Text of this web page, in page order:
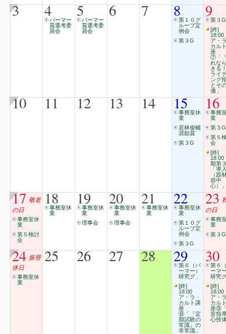
3 4パーマー
賞選考委
員会
5パーマー
賞選考委
員会
6 7 8第１０グ
ループ定
例会
第３G
9第３G
[終]
18:00
ア・
カル
座
⑦「
れな
きる
ライ
ング
とそ
価」
10 11 12 13 14 15
事務室休
業
若林俊輔
奨励賞
第３G
16
事務
業
第３G
第５
会
[終]
18:00
期第
「導
（題
容中
心）
17 敬老
の日
事務室休
業
第５検討
会
18
事務室休
業
19
事務室休
業
理事会
20
事務室休
業
理事会
21
事務室休
業
22
事務室休
業
第１０グ
ループ定
例会
第３G
23
の日
事務
業
第３G
24 振替
休日
事務室休
業
25 26 27 28 29
第６（パ
ーマー）
研究グ..
[終]
18:00
ア・ラ・
カルト講
座
⑧「『定
期試験の
常識』の
非常識」
30
第６
ーマ
研究
[終]
18:00
ア・
カル
座⑨
音指
心技